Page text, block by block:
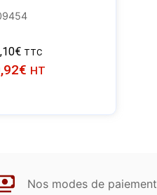
€ TTC
€ HT
Nos modes de paiement